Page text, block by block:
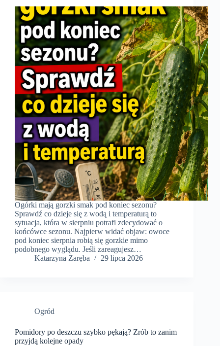
Ogórki mają gorzki smak pod koniec sezonu?
Sprawdź co dzieje się z wodą i temperaturą to
sytuacja, która w sierpniu potrafi zdecydować o
końcówce sezonu. Najpierw widać objaw: owoce
pod koniec sierpnia robią się gorzkie mimo
podobnego wyglądu. Jeśli zareagujesz…
Katarzyna Zaręba
29 lipca 2026
Ogród
Pomidory po deszczu szybko pękają? Zrób to zanim
przyjdą kolejne opady